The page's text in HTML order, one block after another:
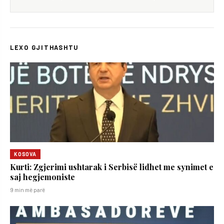
LEXO GJITHASHTU
KOSOVA
Kurti: Zgjerimi ushtarak i Serbisë lidhet me synimet e
saj hegjemoniste
9 min më parë